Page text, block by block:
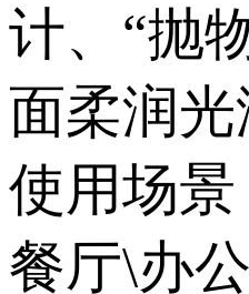
计、
面柔润光
使用场景
餐厅\办